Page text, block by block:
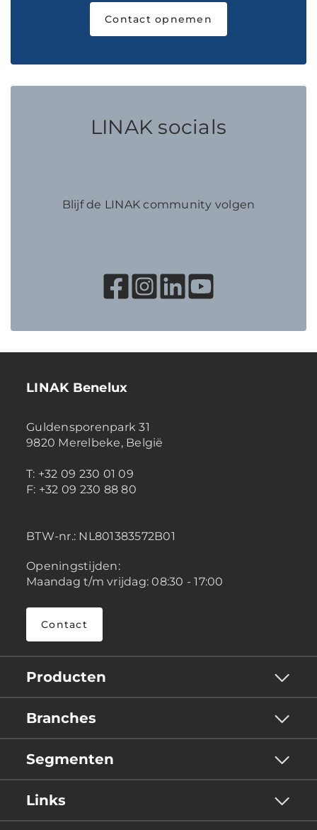
Contact opnemen
LINAK socials
Blijf de LINAK community volgen
LINAK Benelux
Guldensporenpark 31
9820 Merelbeke, België
T: +32 09 230 01 09
F: +32 09 230 88 80
BTW-nr.: NL801383572B01
Openingstijden:
Maandag t/m vrijdag: 08:30 - 17:00
Contact
Producten
Branches
Segmenten
Links